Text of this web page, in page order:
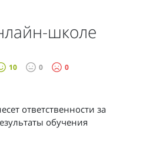
школе
10 0 0
ответственности за
обучения